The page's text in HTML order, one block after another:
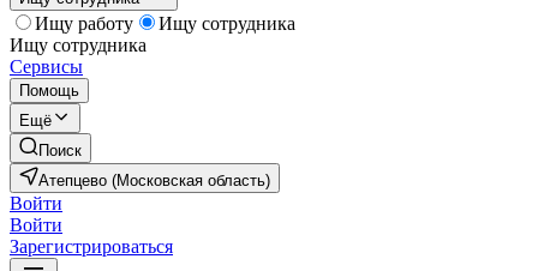
Ищу работу
Ищу сотрудника
Ищу сотрудника
Сервисы
Помощь
Ещё
Поиск
Атепцево (Московская область)
Войти
Войти
Зарегистрироваться